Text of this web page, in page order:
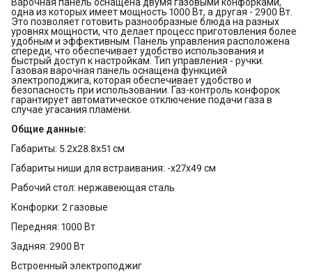
Варочная панель оснащена двумя газовыми конфорками,
одна из которых имеет мощность 1000 Вт, а другая - 2900 Вт.
Это позволяет готовить разнообразные блюда на разных
уровнях мощности, что делает процесс приготовления более
удобным и эффективным. Панель управления расположена
спереди, что обеспечивает удобство использования и
быстрый доступ к настройкам. Тип управления - ручки.
Газовая варочная панель оснащена функцией
электроподжига, которая обеспечивает удобство и
безопасность при использовании. Газ-контроль конфорок
гарантирует автоматическое отключение подачи газа в
случае угасания пламени.
Общие данные:
Габариты: 5.2х28.8х51 см
Габариты ниши для встраивания: -х27х49 см
Рабочий стол: нержавеющая сталь
Конфорки: 2 газовые
Передняя: 1000 Вт
Задняя: 2900 Вт
Встроенный электроподжиг